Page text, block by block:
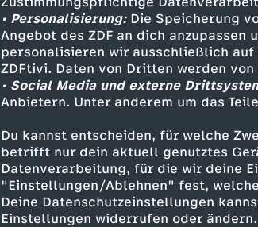
• Personalisierung:Die Speicherung
Angebot des ZDF an dich
personalisieren wir ausschließlich auf
ZDFtivi. Daten von Dritten werden
• Social Media und externe
Anbietern. Unter anderem um das
Du kannst entscheiden, für welche
betrifft nur dein aktuell genutztes
Datenverarbeitung, für die wir deine
"Einstellungen/Ablehnen" fest,
Deine Datenschutzeinstellungen
Einstellungen widerrufen oder ändern.
"BLOCKBUSTAZ" spielt in
Freundin Jessica und sein
niemandem lassen sie sich
packen sie es an - auf ihre
Sol - Eko Fresh
Jessica - Joyce Ilg
Hardy - Sascha Reimann
Madita Berger - Martina